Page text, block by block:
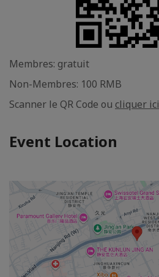
Membres: gratuit
Non-Membres: 100 RMB
Scanner le QR Code ou cliquer ici
Event Location